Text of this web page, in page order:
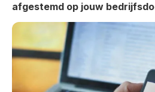
afgestemd op jouw